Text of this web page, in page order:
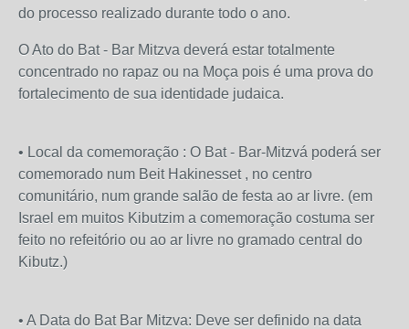
do processo realizado durante todo o ano.
O Ato do Bat - Bar Mitzva deverá estar totalmente
concentrado no rapaz ou na Moça pois é uma prova do
fortalecimento de sua identidade judaica.
• Local da comemoração : O Bat - Bar-Mitzvá poderá ser
comemorado num Beit Hakinesset , no centro
comunitário, num grande salão de festa ao ar livre. (em
Israel em muitos Kibutzim a comemoração costuma ser
feito no refeitório ou ao ar livre no gramado central do
Kibutz.)
• A Data do Bat Bar Mitzva: Deve ser definido na data